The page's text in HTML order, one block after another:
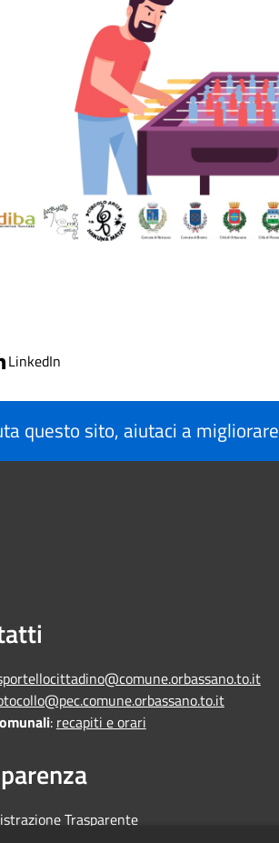
LinkedIn
questo sito, aiutaci a migliorare
: recapiti e orari
Trasparente